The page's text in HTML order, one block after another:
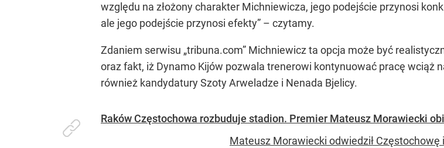
względu na złożony charakter Michniewicza, jego podejście przynosi
ale jego podejście przynosi efekty” – czytamy.
Zdaniem serwisu „tribuna.com” Michniewicz ta opcja może być
oraz fakt, iż Dynamo Kijów pozwala trenerowi kontynuować pracę
również kandydatury Szoty Arweladze i Nenada Bjelicy.
Raków Częstochowa rozbuduje stadion. Premier Mateusz Morawiecki
Mateusz Morawiecki odwiedził